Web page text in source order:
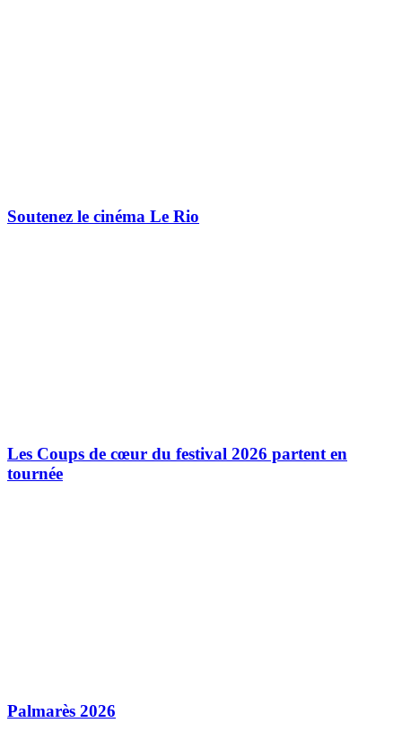
Soutenez le cinéma Le Rio
Les Coups de cœur du festival 2026 partent en
tournée
Palmarès 2026